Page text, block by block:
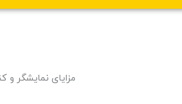
مزایای نمایشگر و